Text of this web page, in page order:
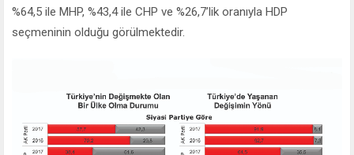
%64,5 ile MHP, %43,4 ile CHP ve %26,7’lik oranıyla HDP
seçmeninin olduğu görülmektedir.